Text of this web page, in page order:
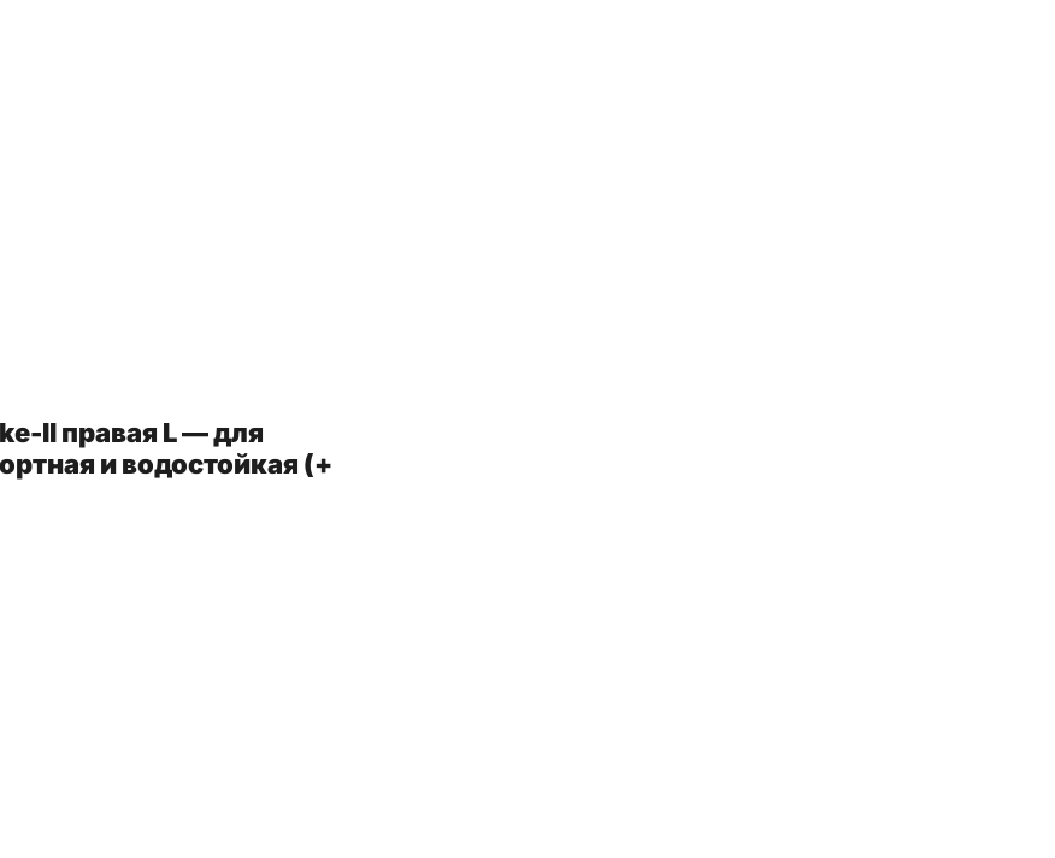
II правая L — для
и водостойкая (+